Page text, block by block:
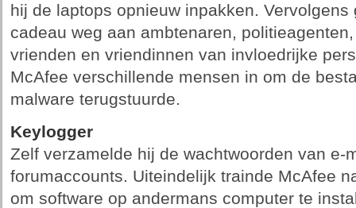
hij de laptops opnieuw inpakken.
cadeau weg aan ambtenaren,
vrienden en vriendinnen van invloedrijke
McAfee verschillende mensen in om de
malware terugstuurde.
Keylogger
Zelf verzamelde hij de wachtwoorden van e-
forumaccounts. Uiteindelijk trainde McAfee
om software op andermans computer te